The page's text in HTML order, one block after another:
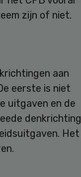
zijn of niet.
aan
eerste is niet
uitgaven en de
denkrichting
Het